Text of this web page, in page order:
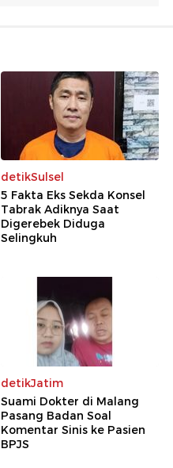
detikSulsel
5 Fakta Eks Sekda Konsel
Tabrak Adiknya Saat
Digerebek Diduga
Selingkuh
detikJatim
Suami Dokter di Malang
Pasang Badan Soal
Komentar Sinis ke Pasien
BPJS